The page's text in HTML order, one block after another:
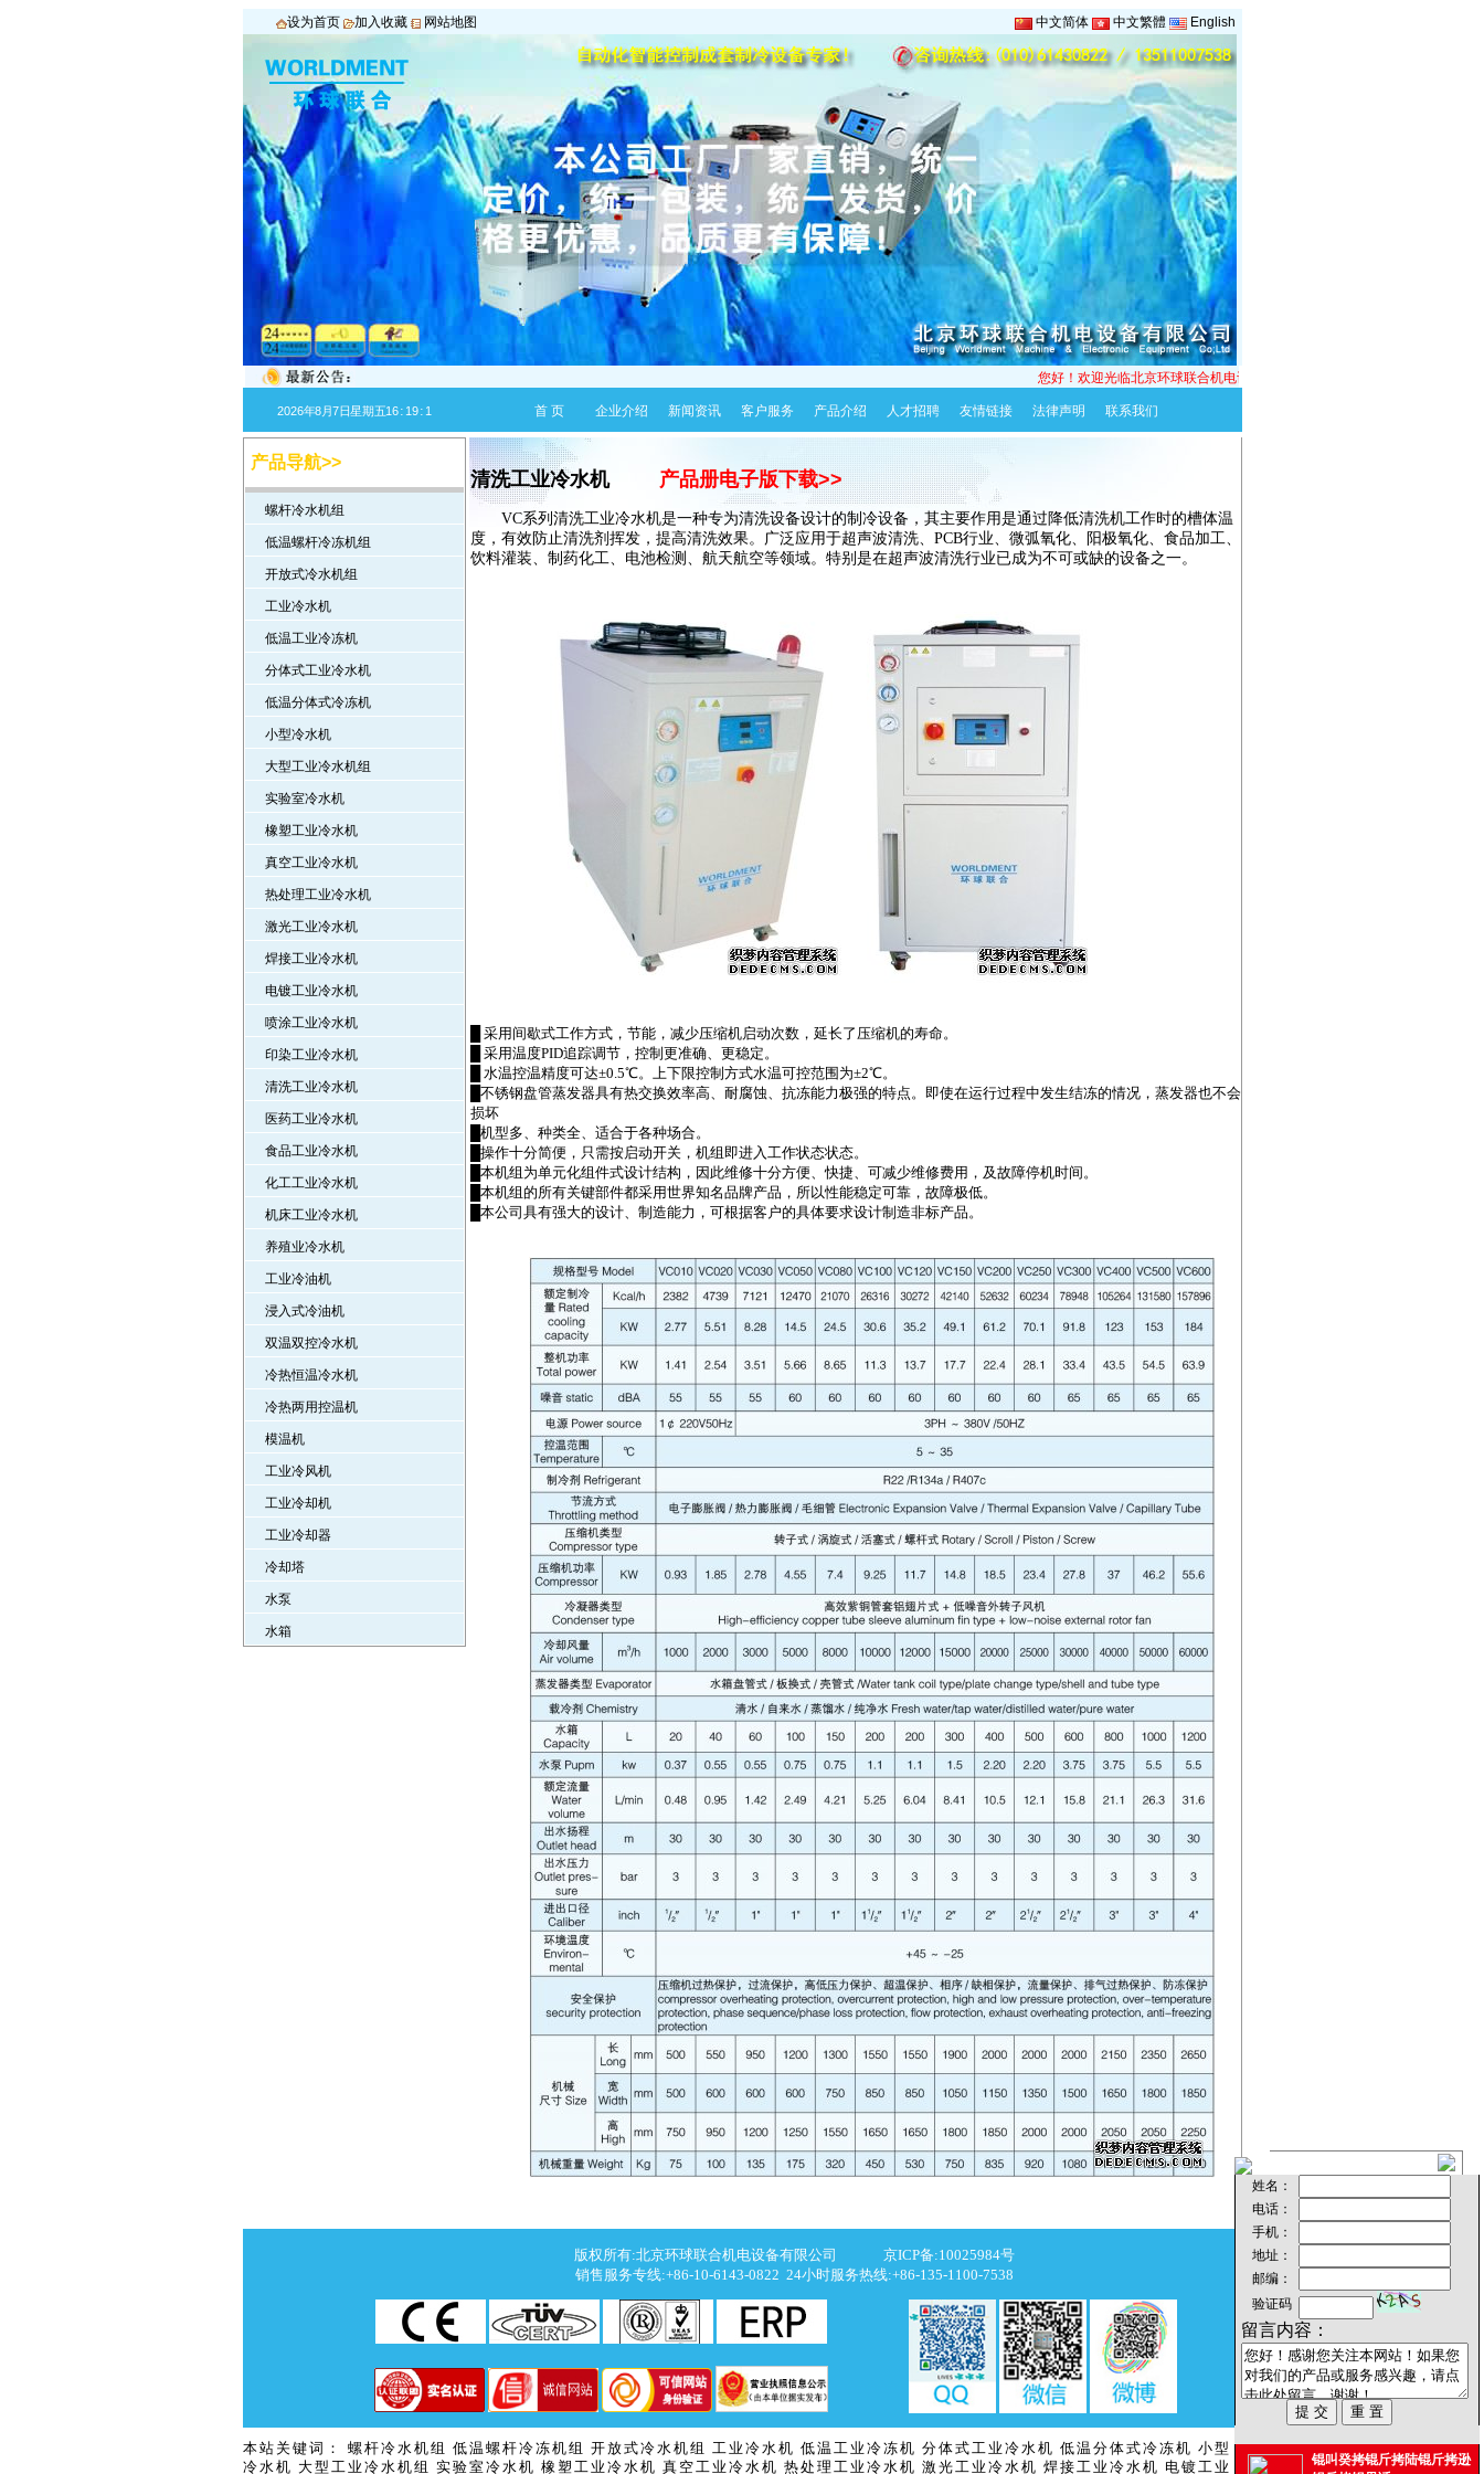
设为首页 加入收藏 网站地图 中文简体 中文繁體 English
您好！欢迎光临北京环球联合机电设备有限公司！我公司以“传承卓越，共享价
2026年8月7日星期五16:19:1 首 页 企业介绍 新闻资讯 客户服务 产品介绍 人才招聘 友情链接 法律声明 联系我们
清洗工业冷水机 产品册电子版下载>>
VC系列清洗工业冷水机是一种专为清洗设备设计的制冷设备，其主要作用是通过降低清洗机工作时的槽体温
度，有效防止清洗剂挥发，提高清洗效果。广泛应用于超声波清洗、PCB行业、微弧氧化、阳极氧化、食品加工、
饮料灌装、制药化工、电池检测、航天航空等领域。特别是在超声波清洗行业已成为不可或缺的设备之一。
█ 采用间歇式工作方式，节能，减少压缩机启动次数，延长了压缩机的寿命。
█ 采用温度PID追踪调节，控制更准确、更稳定。
█ 水温控温精度可达±0.5℃。上下限控制方式水温可控范围为±2℃。
█不锈钢盘管蒸发器具有热交换效率高、耐腐蚀、抗冻能力极强的特点。即使在运行过程中发生结冻的情况，蒸发器也不会
损坏
█机型多、种类全、适合于各种场合。
█操作十分简便，只需按启动开关，机组即进入工作状态状态。
█本机组为单元化组件式设计结构，因此维修十分方便、快捷、可减少维修费用，及故障停机时间。
█本机组的所有关键部件都采用世界知名品牌产品，所以性能稳定可靠，故障极低。
█本公司具有强大的设计、制造能力，可根据客户的具体要求设计制造非标产品。
产品导航>>
螺杆冷水机组
低温螺杆冷冻机组
开放式冷水机组
工业冷水机
低温工业冷冻机
分体式工业冷水机
低温分体式冷冻机
小型冷水机
大型工业冷水机组
实验室冷水机
橡塑工业冷水机
真空工业冷水机
热处理工业冷水机
激光工业冷水机
焊接工业冷水机
电镀工业冷水机
喷涂工业冷水机
印染工业冷水机
清洗工业冷水机
医药工业冷水机
食品工业冷水机
化工工业冷水机
机床工业冷水机
养殖业冷水机
工业冷油机
浸入式冷油机
双温双控冷水机
冷热恒温冷水机
冷热两用控温机
模温机
工业冷风机
工业冷却机
工业冷却器
冷却塔
水泵
水箱
版权所有:北京环球联合机电设备有限公司 京ICP备:10025984号
销售服务专线:+86-10-6143-0822 24小时服务热线:+86-135-1100-7538
本站关键词： 螺杆冷水机组 低温螺杆冷冻机组 开放式冷水机组 工业冷水机 低温工业冷冻机 分体式工业冷水机 低温分体式冷冻机 小型
冷水机 大型工业冷水机组 实验室冷水机 橡塑工业冷水机 真空工业冷水机 热处理工业冷水机 激光工业冷水机 焊接工业冷水机 电镀工业
锟叫癸拷锟斤拷陆锟斤拷逊